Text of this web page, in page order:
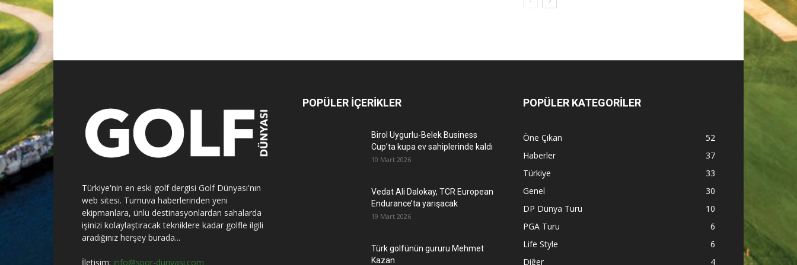
Türkiye'nin en eski golf dergisi Golf Dünyası'nın
web sitesi. Turnuva haberlerinden yeni
ekipmanlara, ünlü destinasyonlardan sahalarda
işinizi kolaylaştıracak tekniklere kadar golfle ilgili
aradığınız herşey burada...
İletişim: info@spor-dunyasi.com
POPÜLER İÇERİKLER
Birol Uygurlu-Belek Business
Cup’ta kupa ev sahiplerinde kaldı
10 Mart 2026
Vedat Ali Dalokay, TCR European
Endurance’ta yarışacak
19 Mart 2026
Türk golfünün gururu Mehmet
Kazan
POPÜLER KATEGORİLER
Öne Çıkan
52
Haberler
37
Türkiye
33
Genel
30
DP Dünya Turu
10
PGA Turu
6
Life Style
6
Diğer
4